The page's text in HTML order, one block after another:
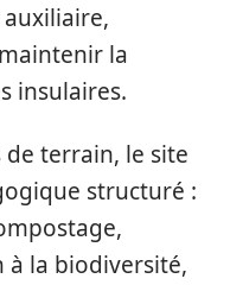
la
insulaires.
terrain, le site
structuré :
à la biodiversité,